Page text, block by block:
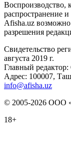
Воспроизводство,
распространение
Afisha.uz возможно
разрешения
Свидетельство
августа 2019 г.
Главный редактор:
Адрес: 100007,
info@afisha.uz
© 2005-2026 ООО
18+